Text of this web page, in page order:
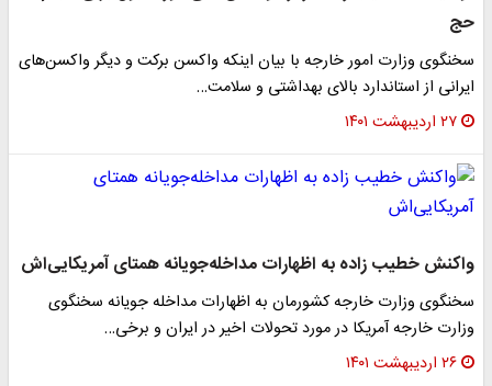
حج
سخنگوی وزارت امور خارجه با بیان اینکه واکسن برکت و دیگر واکسن‌های
ایرانی از استاندارد بالای بهداشتی و سلامت…
۲۷ اردیبهشت ۱۴۰۱
واکنش خطیب زاده به اظهارات مداخله‌جویانه همتای آمریکایی‌اش
سخنگوی وزارت خارجه کشورمان به اظهارات مداخله جویانه سخنگوی
وزارت خارجه آمریکا در مورد تحولات اخیر در ایران و برخی…
۲۶ اردیبهشت ۱۴۰۱